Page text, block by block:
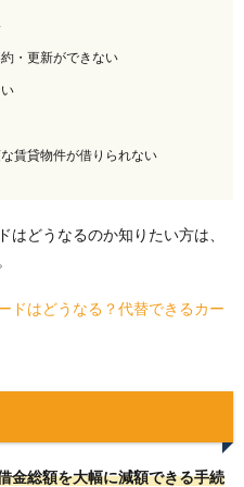
・更新ができない
賃貸物件が借りられない
どうなるのか知りたい方は、
ドはどうなる？代替できるカー
金総額を大幅に減額できる手続